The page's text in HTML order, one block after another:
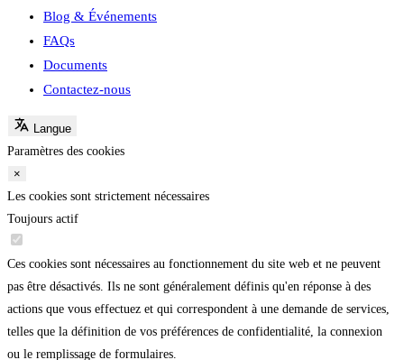
Blog & Événements
FAQs
Documents
Contactez-nous
Langue
Paramètres des cookies
×
Les cookies sont strictement nécessaires
Toujours actif
Ces cookies sont nécessaires au fonctionnement du site web et ne peuvent
pas être désactivés. Ils ne sont généralement définis qu'en réponse à des
actions que vous effectuez et qui correspondent à une demande de services,
telles que la définition de vos préférences de confidentialité, la connexion
ou le remplissage de formulaires.